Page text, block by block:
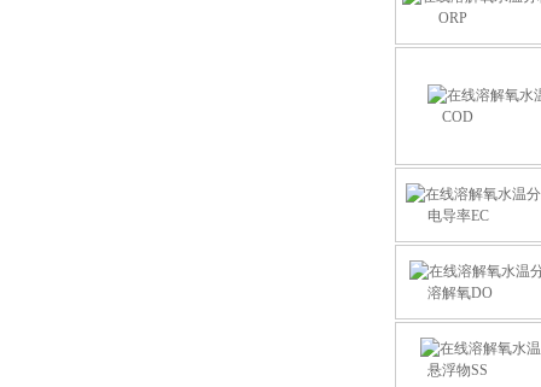
ORP
COD
电导率EC
溶解氧DO
悬浮物SS